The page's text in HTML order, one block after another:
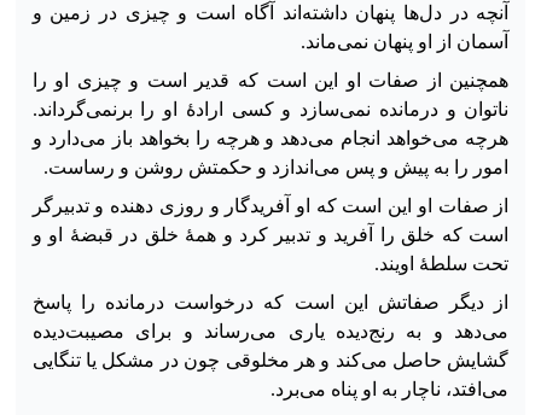
آنچه در دل‌ها پنهان داشته‌اند آگاه است و چیزی در زمین و
آسمان از او پنهان نمی‌ماند.
همچنین از صفات او این است که قدیر است و چیزی او را
ناتوان و درمانده نمی‌سازد و کسی ارادهٔ او را برنمی‌گرداند.
هرچه می‌خواهد انجام می‌دهد و هرچه را بخواهد باز می‌دارد و
امور را به پیش و پس می‌اندازد و حکمتش روشن و رساست.
از صفات او این است که او آفریدگار و روزی دهنده و تدبیرگر
است که خلق را آفرید و تدبیر کرد و همهٔ خلق در قبضهٔ او و
تحت سلطهٔ اویند.
از دیگر صفاتش این است که درخواست درمانده را پاسخ
می‌دهد و به رنج‌دیده یاری می‌رساند و برای مصیبت‌دیده
گشایش حاصل می‌کند و هر مخلوقی چون در مشکل یا تنگایی
می‌افتد، ناچار به او پناه می‌برد.